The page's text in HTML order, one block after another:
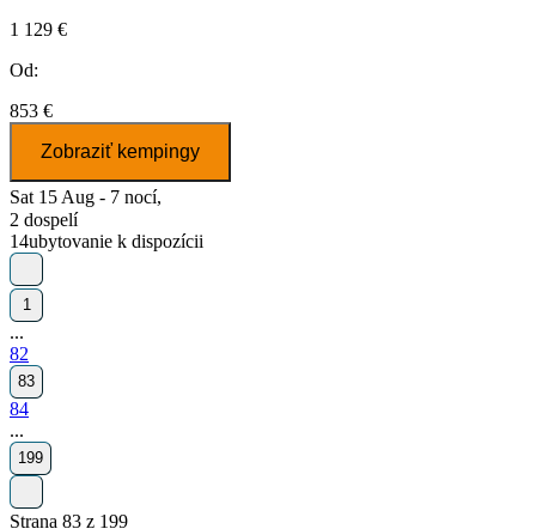
1 129 €
Od:
853 €
Zobraziť kempingy
Sat 15 Aug - 7 nocí,
2 dospelí
14ubytovanie k dispozícii
1
...
82
83
84
...
199
Strana 83 z 199